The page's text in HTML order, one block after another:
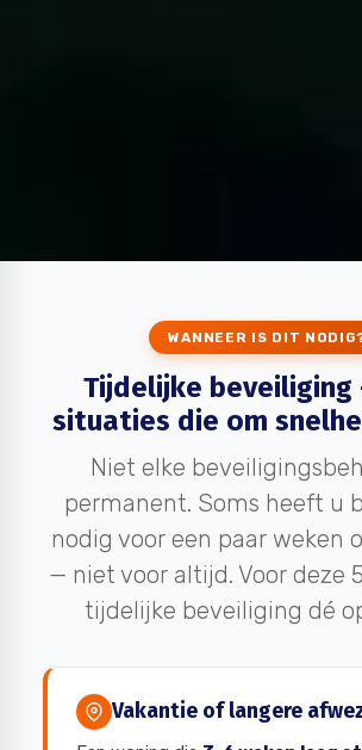
WANNEER IS DIT
Tijdelijke
situaties die om
Niet elke
permanent. Soms heeft u
nodig voor een paar weken
— niet voor altijd. Voor deze
tijdelijke beveiliging dé
Vakantie of langere